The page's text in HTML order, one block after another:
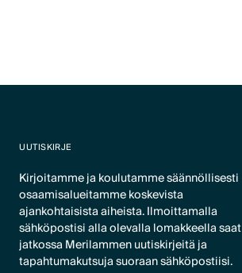
UUTISKIRJE
Kirjoitamme ja koulutamme säännöllisesti
osaamisalueitamme koskevista
ajankohtaisista aiheista. Ilmoittamalla
sähköpostisi alla olevalla lomakkeella saat
jatkossa Merilammen uutiskirjeitä ja
tapahtumakutsuja suoraan sähköpostiisi.